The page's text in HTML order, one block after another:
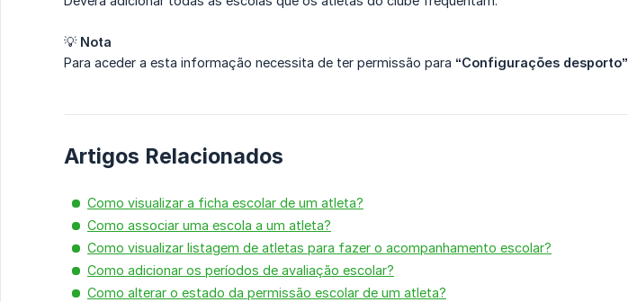
💡 Nota
Para aceder a esta informação necessita de ter permissão para “Configurações desporto”
Artigos Relacionados
Como visualizar a ficha escolar de um atleta?
Como associar uma escola a um atleta?
Como visualizar listagem de atletas para fazer o acompanhamento escolar?
Como adicionar os períodos de avaliação escolar?
Como alterar o estado da permissão escolar de um atleta?